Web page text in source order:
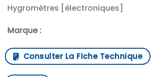
Hygromètres [électroniques]
Marque :
Consulter La Fiche Technique